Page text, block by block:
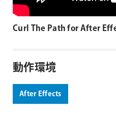
Curl The Path for After
動作環境
After Effects